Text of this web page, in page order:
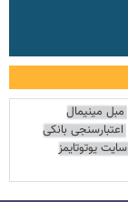
مبل مینیمال
اعتبارسنجی بانکی
سایت یوتوتایمز